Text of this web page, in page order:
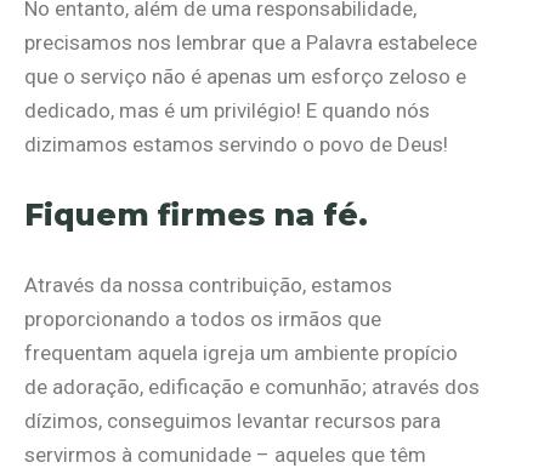
No entanto, além de uma responsabilidade,
precisamos nos lembrar que a Palavra estabelece
que o serviço não é apenas um esforço zeloso e
dedicado, mas é um privilégio! E quando nós
dizimamos estamos servindo o povo de Deus!
Fiquem firmes na fé.
Através da nossa contribuição, estamos
proporcionando a todos os irmãos que
frequentam aquela igreja um ambiente propício
de adoração, edificação e comunhão; através dos
dízimos, conseguimos levantar recursos para
servirmos à comunidade – aqueles que têm